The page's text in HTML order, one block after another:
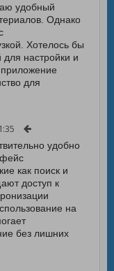
удобный
Однако
Хотелось бы
настройки и
для
удобно
как поиск и
доступ к
на
без лишних